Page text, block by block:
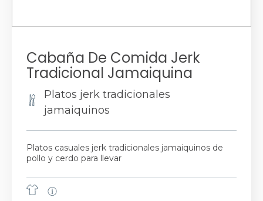
Cabaña De Comida Jerk
Tradicional Jamaiquina
Platos jerk tradicionales
jamaiquinos
Platos casuales jerk tradicionales jamaiquinos de
pollo y cerdo para llevar